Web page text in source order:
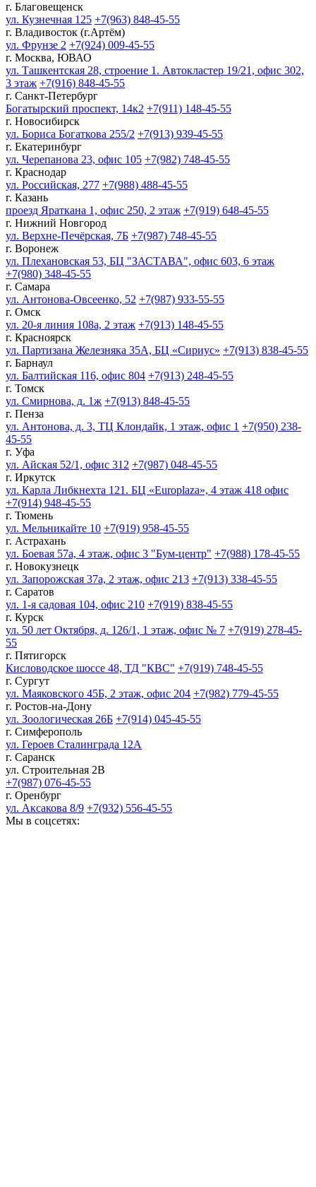
г. Благовещенск
ул. Кузнечная 125 +7(963) 848-45-55
г. Владивосток (г.Артём)
ул. Фрунзе 2 +7(924) 009-45-55
г. Москва, ЮВАО
ул. Ташкентская 28, строение 1. Автокластер 19/21, офис 302,
3 этаж +7(916) 848-45-55
г. Санкт-Петербург
Богатырский проспект, 14к2 +7(911) 148-45-55
г. Новосибирск
ул. Бориса Богаткова 255/2 +7(913) 939-45-55
г. Екатеринбург
ул. Черепанова 23, офис 105 +7(982) 748-45-55
г. Краснодар
ул. Российская, 277 +7(988) 488-45-55
г. Казань
проезд Яраткана 1, офис 250, 2 этаж +7(919) 648-45-55
г. Нижний Новгород
ул. Верхне-Печёрская, 7Б +7(987) 748-45-55
г. Воронеж
ул. Плехановская 53, БЦ "ЗАСТАВА", офис 603, 6 этаж
+7(980) 348-45-55
г. Самара
ул. Антонова-Овсеенко, 52 +7(987) 933-55-55
г. Омск
ул. 20-я линия 108а, 2 этаж +7(913) 148-45-55
г. Красноярск
ул. Партизана Железняка 35А, БЦ «Сириус» +7(913) 838-45-55
г. Барнаул
ул. Балтийская 116, офис 804 +7(913) 248-45-55
г. Томск
ул. Смирнова, д. 1ж +7(913) 848-45-55
г. Пенза
ул. Антонова, д. 3, ТЦ Клондайк, 1 этаж, офис 1 +7(950) 238-
45-55
г. Уфа
ул. Айская 52/1, офис 312 +7(987) 048-45-55
г. Иркутск
ул. Карла Либкнехта 121. БЦ «Europlaza», 4 этаж 418 офис
+7(914) 948-45-55
г. Тюмень
ул. Мельникайте 10 +7(919) 958-45-55
г. Астрахань
ул. Боевая 57а, 4 этаж, офис 3 "Бум-центр" +7(988) 178-45-55
г. Новокузнецк
ул. Запорожская 37а, 2 этаж, офис 213 +7(913) 338-45-55
г. Саратов
ул. 1-я садовая 104, офис 210 +7(919) 838-45-55
г. Курск
ул. 50 лет Октября, д. 126/1, 1 этаж, офис № 7 +7(919) 278-45-
55
г. Пятигорск
Кисловодское шоссе 48, ТД "КВС" +7(919) 748-45-55
г. Сургут
ул. Маяковского 45Б, 2 этаж, офис 204 +7(982) 779-45-55
г. Ростов-на-Дону
ул. Зоологическая 26Б +7(914) 045-45-55
г. Симферополь
ул. Героев Сталинграда 12А
г. Саранск
ул. Строительная 2В
+7(987) 076-45-55
г. Оренбург
ул. Аксакова 8/9 +7(932) 556-45-55
Мы в соцсетях: